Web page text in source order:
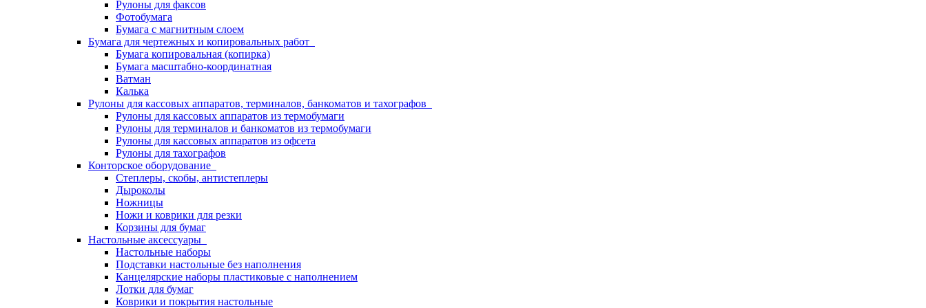
Рулоны для факсов
Фотобумага
Бумага с магнитным слоем
Бумага для чертежных и копировальных работ
Бумага копировальная (копирка)
Бумага масштабно-координатная
Ватман
Калька
Рулоны для кассовых аппаратов, терминалов, банкоматов и тахографов
Рулоны для кассовых аппаратов из термобумаги
Рулоны для терминалов и банкоматов из термобумаги
Рулоны для кассовых аппаратов из офсета
Рулоны для тахографов
Конторское оборудование
Степлеры, скобы, антистеплеры
Дыроколы
Ножницы
Ножи и коврики для резки
Корзины для бумаг
Настольные аксессуары
Настольные наборы
Подставки настольные без наполнения
Канцелярские наборы пластиковые с наполнением
Лотки для бумаг
Коврики и покрытия настольные